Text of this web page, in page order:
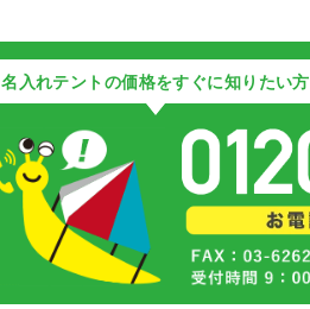
名入れテントの価格をすぐに知りたい方